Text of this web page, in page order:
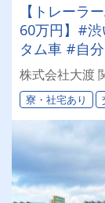
【トレーラ
60万円】#
タム車 #自
躍 #未経験
の方に来て
株式会社大渡
寮・社宅あり